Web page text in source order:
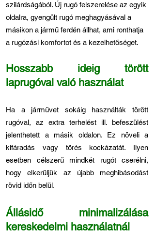
szilárdságából. Új rugó felszerelése az egyik
oldalra, gyengült rugó meghagyásával a
másikon a jármű ferdén állhat, ami ronthatja
a rugózási komfortot és a kezelhetőséget.
Hosszabb ideig törött
laprugóval való használat
Ha a járművet sokáig használták törött
rugóval, az extra terhelést ill. befeszülést
jelenthetett a másik oldalon. Ez növeli a
kifáradás vagy törés kockázatát. Ilyen
esetben célszerű mindkét rugót cserélni,
hogy elkerüljük az újabb meghibásodást
rövid időn belül.
Állásidő minimalizálása
kereskedelmi használatnál